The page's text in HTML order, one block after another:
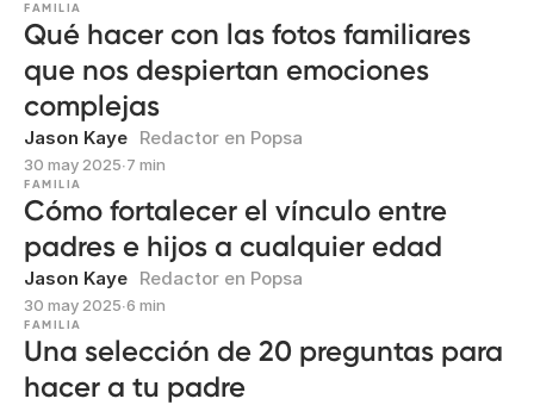
FAMILIA
Qué hacer con las fotos familiares
que nos despiertan emociones
complejas
Jason Kaye Redactor en Popsa
30 may 2025∙7 min
FAMILIA
Cómo fortalecer el vínculo entre
padres e hijos a cualquier edad
Jason Kaye Redactor en Popsa
30 may 2025∙6 min
FAMILIA
Una selección de 20 preguntas para
hacer a tu padre